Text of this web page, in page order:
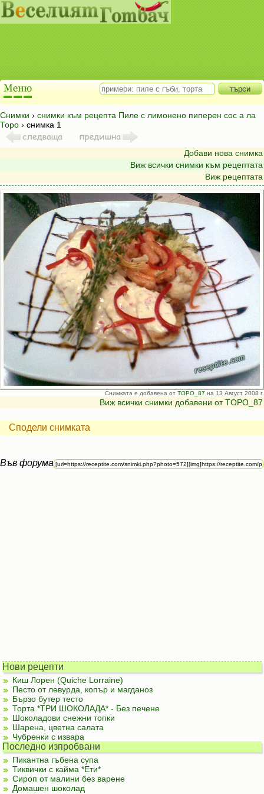
Снимки › снимки към рецепта Пиле с лимонено пиперен сос а ла
Торо › снимка 1
Добави нова снимка
Виж всички снимки към рецептата
Виж рецептата
Снимката е добавена от TOPO_87 на 13 Август 2008 г.
Виж всички снимки добавени от TOPO_87
Сподели снимката
Във форума
Нови рецепти
Киш Лорен (Quiche Lorraine)
Песто от левурда, копър и магданоз
Бързо бутер тесто
Торта *ТРИ ШОКОЛАДА* - Без печене
Шоколадови снежни топки
Шарена, цветна салата
Чубренки с извара
Последно изпробвани
Пикантна гъбена супа
Тиквички с кайма *Ети*
Сироп от малини без варене
Домашен шоколад